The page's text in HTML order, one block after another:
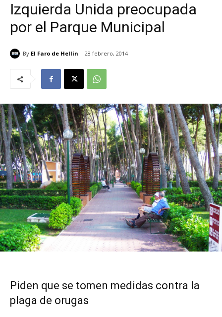
Izquierda Unida preocupada
por el Parque Municipal
By El Faro de Hellín 28 febrero, 2014
Piden que se tomen medidas contra la
plaga de orugas